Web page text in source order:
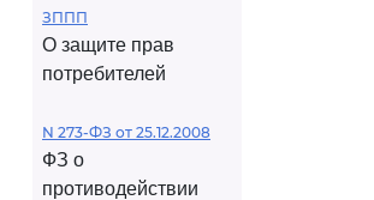
ЗППП
О защите прав
потребителей
N 273-ФЗ от 25.12.2008
ФЗ о
противодействии